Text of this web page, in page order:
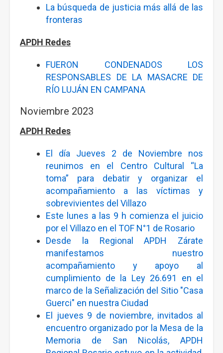
La búsqueda de justicia más allá de las
fronteras
APDH Redes
FUERON CONDENADOS LOS
RESPONSABLES DE LA MASACRE DE
RÍO LUJÁN EN CAMPANA
Noviembre 2023
APDH Redes
El día Jueves 2 de Noviembre nos
reunimos en el Centro Cultural “La
toma” para debatir y organizar el
acompañamiento a las víctimas y
sobrevivientes del Villazo
Este lunes a las 9 h comienza el juicio
por el Villazo en el TOF N°1 de Rosario
Desde la Regional APDH Zárate
manifestamos nuestro
acompañamiento y apoyo al
cumplimiento de la Ley 26.691 en el
marco de la Señalización del Sitio "Casa
Guerci" en nuestra Ciudad
El jueves 9 de noviembre, invitados al
encuentro organizado por la Mesa de la
Memoria de San Nicolás, APDH